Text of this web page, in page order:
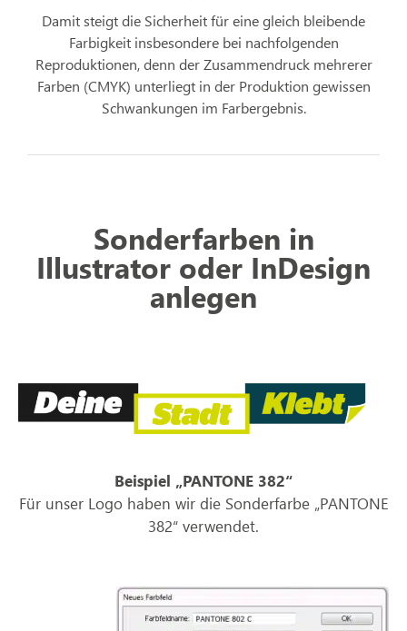
Damit steigt die Sicherheit für eine gleich bleibende
Farbigkeit insbesondere bei nachfolgenden
Reproduktionen, denn der Zusammendruck mehrerer
Farben (CMYK) unterliegt in der Produktion gewissen
Schwankungen im Farbergebnis.
Sonderfarben in
Illustrator oder InDesign
anlegen
Beispiel „PANTONE 382“
Für unser Logo haben wir die Sonderfarbe „PANTONE
382“ verwendet.